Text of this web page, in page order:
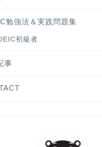
勉強法＆実践問題集
初級者
事
大学入試英語